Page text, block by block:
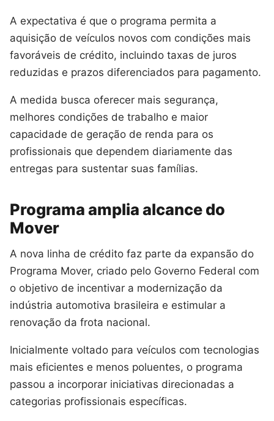
A expectativa é que o programa permita a
aquisição de veículos novos com condições mais
favoráveis de crédito, incluindo taxas de juros
reduzidas e prazos diferenciados para pagamento.
A medida busca oferecer mais segurança,
melhores condições de trabalho e maior
capacidade de geração de renda para os
profissionais que dependem diariamente das
entregas para sustentar suas famílias.
Programa amplia alcance do
Mover
A nova linha de crédito faz parte da expansão do
Programa Mover, criado pelo Governo Federal com
o objetivo de incentivar a modernização da
indústria automotiva brasileira e estimular a
renovação da frota nacional.
Inicialmente voltado para veículos com tecnologias
mais eficientes e menos poluentes, o programa
passou a incorporar iniciativas direcionadas a
categorias profissionais específicas.